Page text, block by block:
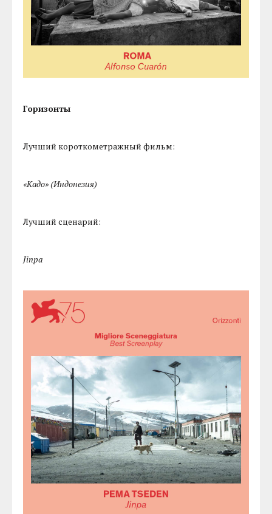
Горизонты
Лучший короткометражный фильм:
«Кадо» (Индонезия)
Лучший сценарий:
Jinpa